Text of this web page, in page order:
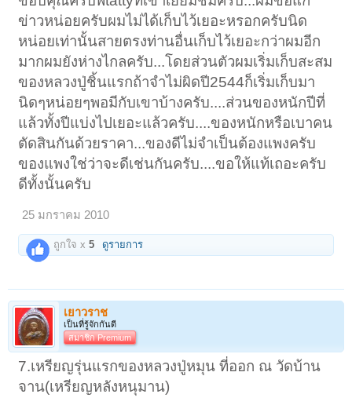
ข่าวหน่อยครับผมไม่ได้เก็บไว้เยอะหรอกครับนิด
หน่อยเท่านั้นสายตรงท่านอื่นเก็บไว้เยอะกว่าผมอีก
มากผมยังห่างไกลครับ...โดยส่วนตัวผมเริ่มเก็บสะสม
ของหลวงปู่ชิ้นแรกถ้าจำไม่ผิดปี2544ก็เริ่มเก็บมา
นิดๆหน่อยๆพอมีกับเขาบ้างครับ....ส่วนของหนักปีที่
แล้วทั้งปีแบ่งไปเยอะแล้วครับ....ของหนักหรือเบาคน
ตัดสินกันด้วยราคา...ของดีไม่จำเป็นต้องแพงครับ
ของแพงใช่ว่าจะดีเช่นกันครับ....ขอให้แท้เถอะครับ
ดีทั้งนั้นครับ
25 มกราคม 2010
ถูกใจ x5 ดูรายการ
เยาวราช
เป็นที่รู้จักกันดี
สมาชิก Premium
7.เหรียญรุ่นแรกของหลวงปู่หมุน ที่ออก ณ วัดบ้าน
จาน(เหรียญหลังหนุมาน)